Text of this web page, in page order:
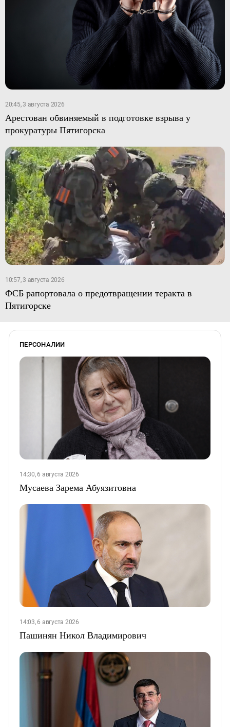
20:45, 3 августа 2026
Арестован обвиняемый в подготовке взрыва у
прокуратуры Пятигорска
10:57, 3 августа 2026
ФСБ рапортовала о предотвращении теракта в
Пятигорске
ПЕРСОНАЛИИ
14:30, 6 августа 2026
Мусаева Зарема Абуязитовна
14:03, 6 августа 2026
Пашинян Никол Владимирович